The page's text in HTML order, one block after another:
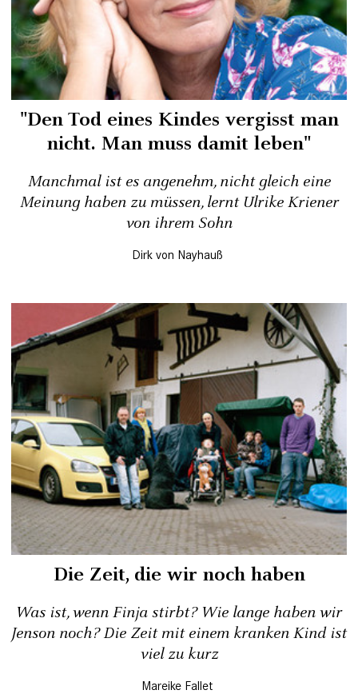
"Den Tod eines Kindes vergisst man
nicht. Man muss damit leben"
Manchmal ist es angenehm, nicht gleich eine
Meinung haben zu müssen, lernt Ulrike Kriener
von ihrem Sohn
Dirk von Nayhauß
Die Zeit, die wir noch haben
Was ist, wenn Finja stirbt? Wie lange haben wir
Jenson noch? Die Zeit mit einem kranken Kind ist
viel zu kurz
Mareike Fallet